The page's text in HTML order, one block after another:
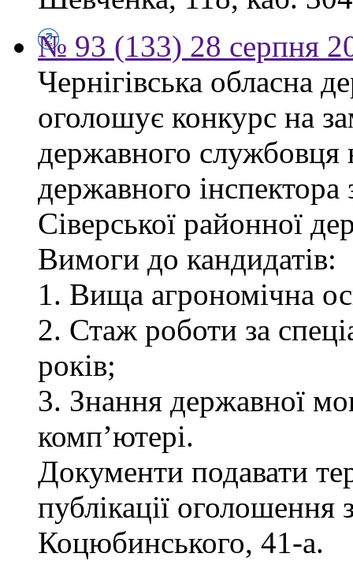
№ 93 (133) 28 серпня
Чернігівська обласна
оголошує конкурс на
державного службовця
державного
Сіверської районної
Вимоги до кандидатів:
1. Вища агрономічна
2. Стаж роботи за
років;
3. Знання державної
комп’ютері.
Документи подавати
публікації оголошення
Коцюбинського, 41-а.